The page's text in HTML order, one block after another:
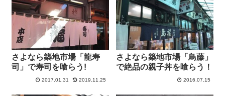
さよなら築地市場「龍寿
司」で寿司を喰らう!
2017.01.31 2019.11.25
さよなら築地市場「鳥藤」
で絶品の親子丼を喰らう！
2016.07.15